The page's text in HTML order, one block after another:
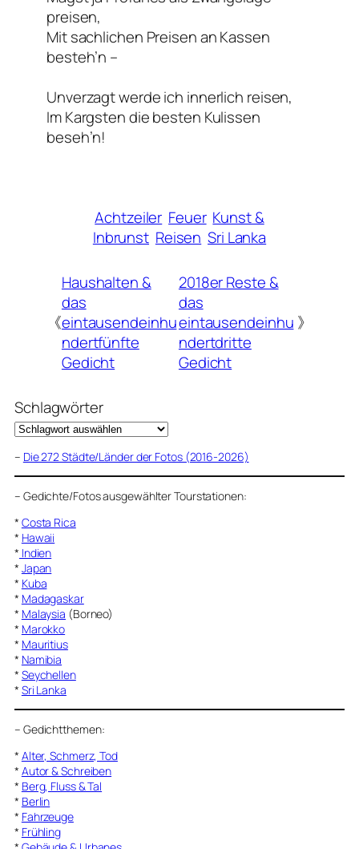
preisen,
Mit sachlichen Preisen an Kassen
besteh’n –
Unverzagt werde ich innerlich reisen,
Im Kargsten die besten Kulissen
beseh’n!
Achtzeiler Feuer Kunst &
Inbrunst Reisen Sri Lanka
《
Haushalten &
das
eintausendeinhu
ndertfünfte
Gedicht
2018er Reste &
das
eintausendeinhu
ndertdritte
Gedicht
》
Schlagwörter
– Die 272 Städte/Länder der Fotos (2016-2026)
– Gedichte/Fotos ausgewählter Tourstationen:
* Costa Rica
* Hawaii
* Indien
* Japan
* Kuba
* Madagaskar
* Malaysia (Borneo)
* Marokko
* Mauritius
* Namibia
* Seychellen
* Sri Lanka
– Gedichtthemen:
* Alter, Schmerz, Tod
* Autor & Schreiben
* Berg, Fluss & Tal
* Berlin
* Fahrzeuge
* Frühling